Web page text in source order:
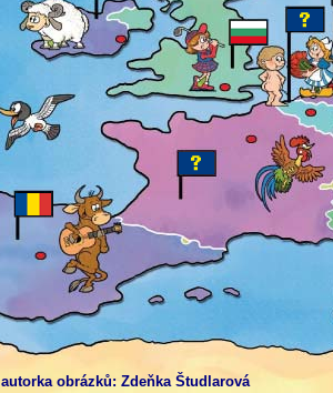
autorka obrázků: Zdeňka Študlarová